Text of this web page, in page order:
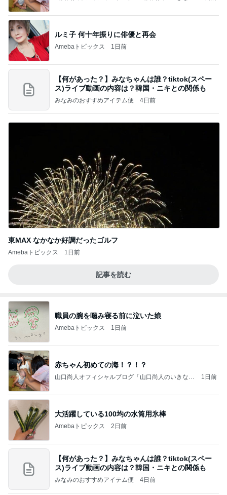
ルミ子 何十年振りに俳優と再会
Amebaトピックス 1日前
【何があった？】みなちゃんは誰？tiktok(スペー
ス)ライブ動画の内容は？韓国・ニキとの関係も
みなみのおすすめアイテム便 4日前
東MAX なかなか好調だったゴルフ
Amebaトピックス 1日前
記事を読む
職員の腕を噛み寝る前に泣いた娘
Amebaトピックス 1日前
赤ちゃん初めての海！？！？
山口尚人オフィシャルブログ「山口尚人のいきなり
1日前
大活躍している100均の水筒用氷棒
Amebaトピックス 2日前
【何があった？】みなちゃんは誰？tiktok(スペー
ス)ライブ動画の内容は？韓国・ニキとの関係も
みなみのおすすめアイテム便 4日前